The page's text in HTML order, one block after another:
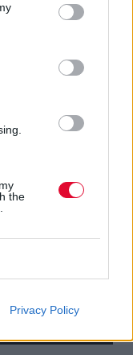
the
Privacy Policy
ένα